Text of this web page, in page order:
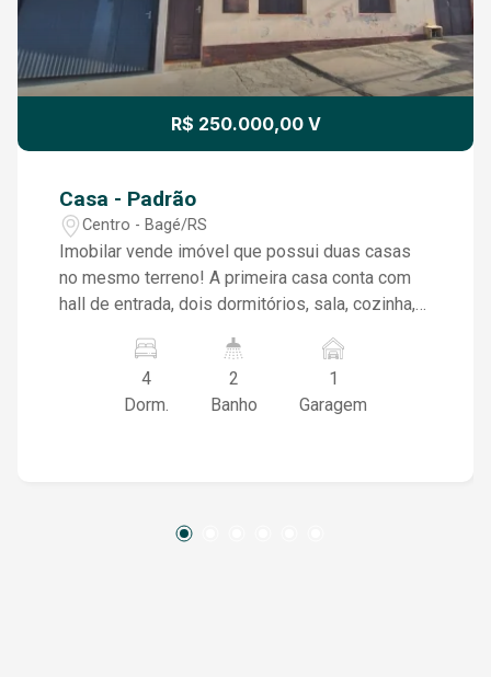
R$ 250.000,00 V
Casa - Padrão
Centro - Bagé/RS
Imobilar vende imóvel que possui duas casas
no mesmo terreno! A primeira casa conta com
hall de entrada, dois dormitórios, sala, cozinha,
pátio murado com peça auxiliar. Na segunda
casa, temos dois dormitórios, banheiro, cozinha,
despensa e garagem. Agende sua visita com um
4
Dorm.
2
Banho
1
Garagem